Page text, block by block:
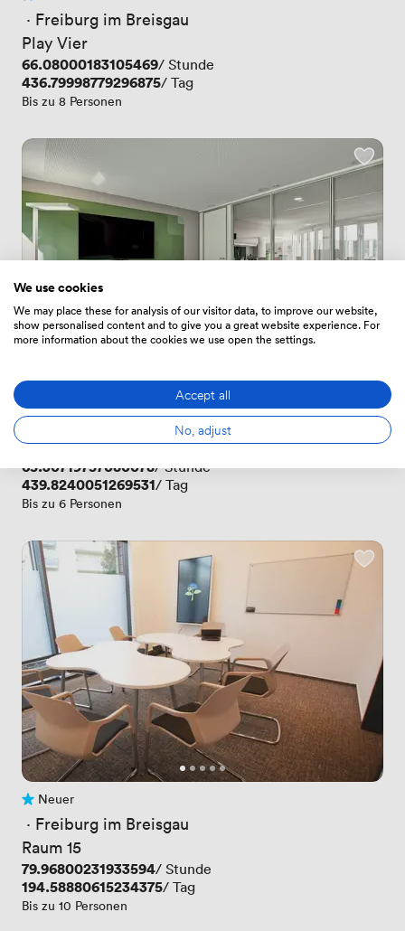
· Freiburg im Breisgau
Play Vier
Preis
66.08000183105469/ Stunde
Preis
436.79998779296875/ Tag
Bis zu 8 Personen
Noch keine Bewertungen
· Freiburg (Breisgau) Hbf
Green Lantern
Preis
65.30719757080078/ Stunde
Preis
439.8240051269531/ Tag
Bis zu 6 Personen
Noch keine Bewertungen
Neuer
· Freiburg im Breisgau
Raum 15
Preis
79.96800231933594/ Stunde
Preis
194.58880615234375/ Tag
Bis zu 10 Personen
We use cookies
We may place these for analysis of our visitor data, to improve our website,
show personalised content and to give you a great website experience. For
more information about the cookies we use open the settings.
Accept all
No, adjust